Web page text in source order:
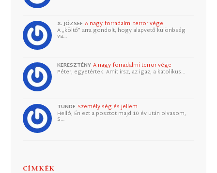
X. JÓZSEF A nagy forradalmi terror vége
A „költő” arra gondolt, hogy alapvető különbség
va…
KERESZTÉNY A nagy forradalmi terror vége
Péter, egyetértek. Amit írsz, az igaz, a katolikus…
TUNDE Személyiség és jellem
Helló, Én ezt a posztot majd 10 év után olvasom,
S…
CÍMKÉK